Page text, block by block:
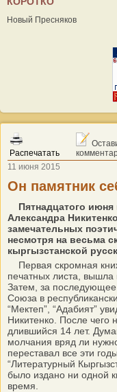
Новый Пресняков
Распечатать
11 июня 2015
Он памятник
Пятнадцатого июня
Александра
замечательных
несмотря на весьма
кыргызстанской
Первая скромная
печатных листа, вышла
Затем, за
Союза в
“Мектеп”, “Адабият”
Никитенко. После чего
длившийся 14 лет.
молчания вряд ли
переставал все эти
“Литературный
было издано ни одной
время.